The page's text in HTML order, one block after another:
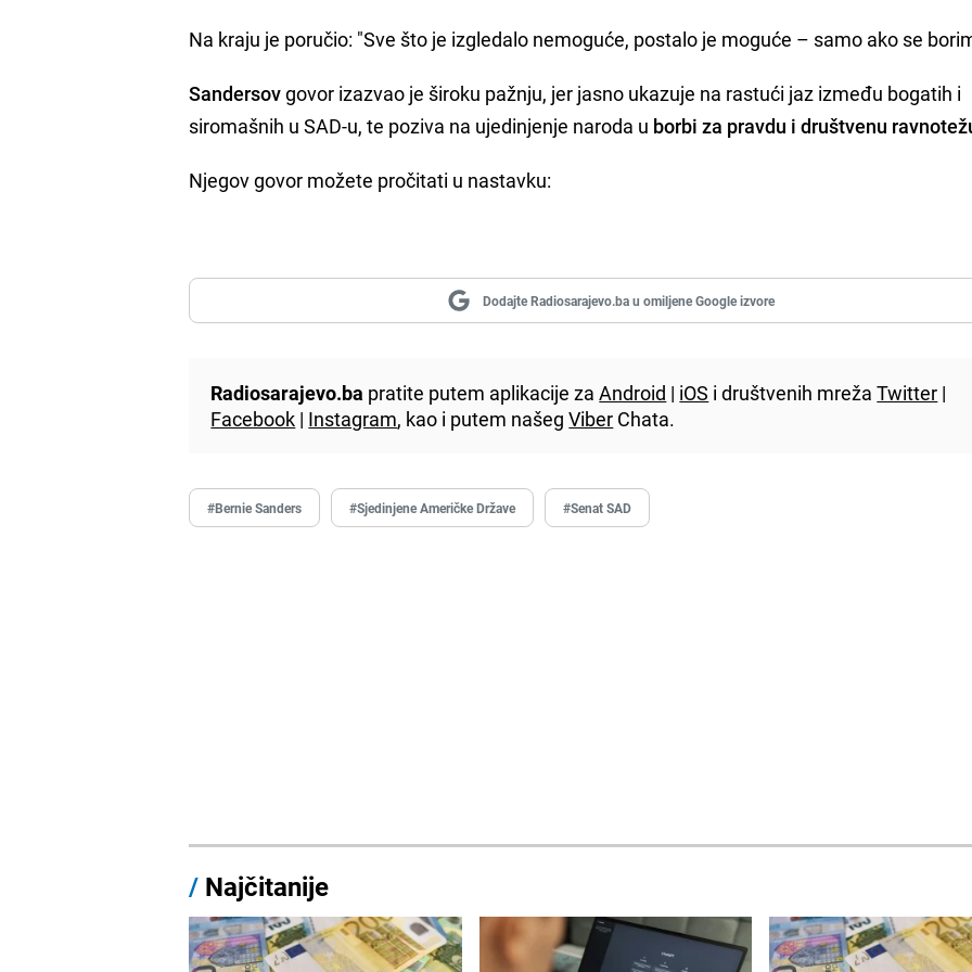
Na kraju je poručio: "Sve što je izgledalo nemoguće, postalo je moguće – samo ako se
Sandersovgovor izazvao je široku pažnju, jer jasno ukazuje na rastući jaz između bogatih i
siromašnih u SAD-u, te poziva na ujedinjenje naroda u borbi za pravdu i društvenu
Njegov govor možete pročitati u nastavku:
Dodajte Radiosarajevo.ba u omiljene Google izvore
Radiosarajevo.ba pratite putem aplikacije zaAndroid | iOS i društvenih mrežaTwitter |
Facebook | Instagram, kao i putem našegViber Chata.
#Bernie Sanders #Sjedinjene Američke Države #Senat SAD
/ Najčitanije